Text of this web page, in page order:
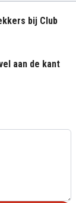
bij Club
aan de kant